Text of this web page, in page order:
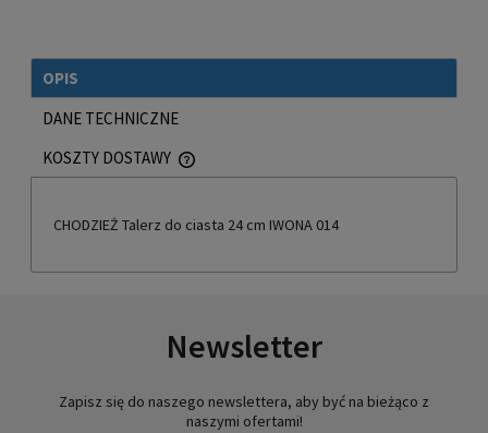
OPIS
DANE TECHNICZNE
KOSZTY DOSTAWY
CENA NIE ZAWIERA EWENTUALNYCH KOSZTÓW PŁATNOŚCI
CHODZIEŻ Talerz do ciasta 24 cm IWONA 014
Newsletter
Zapisz się do naszego newslettera, aby być na bieżąco z
naszymi ofertami!